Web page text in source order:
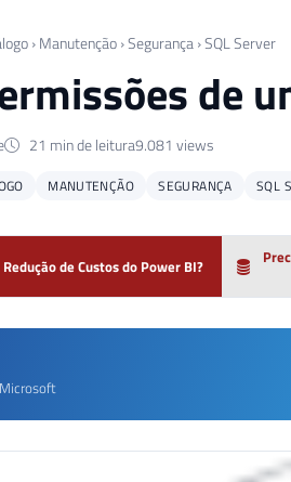
› Manutenção ›Segurança ›SQL Server
de
21 min de leitura9.081 views
MANUTENÇÃO SEGURANÇA SQL
Redução de Custos do Power BI?